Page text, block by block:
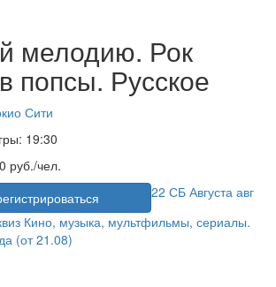
мелодию. Рок
попсы. Русское
Сити
19:30
руб./чел.
22 СБ Августа авг